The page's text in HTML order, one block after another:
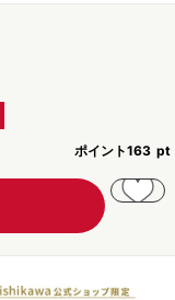
ポイント163